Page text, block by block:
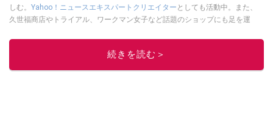
しむ。 Yahoo！ニュースエキスパートクリエイター としても活動中。また、
久世福商店やトライアル、ワークマン女子など話題のショップにも足を運
「週刊プレイボーイ」、宝島社「おいしい！ シャトレーゼBOOK」などでグ
ルメライター、食の専門家として出演実績あり。
続きを読む＞